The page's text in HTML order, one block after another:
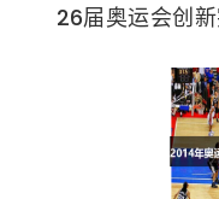
26届奥运会创